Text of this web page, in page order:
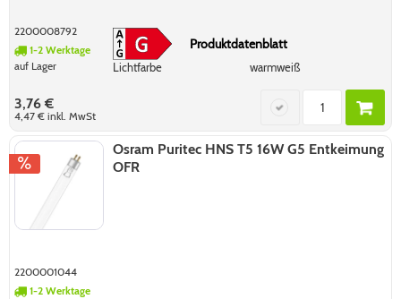
2200008792
1-2 Werktage
auf Lager
Produktdatenblatt
Lichtfarbe warmweiß
3,76 €
4,47 €inkl. MwSt
Osram Puritec HNS T5 16W G5 Entkeimung
OFR
2200001044
1-2 Werktage